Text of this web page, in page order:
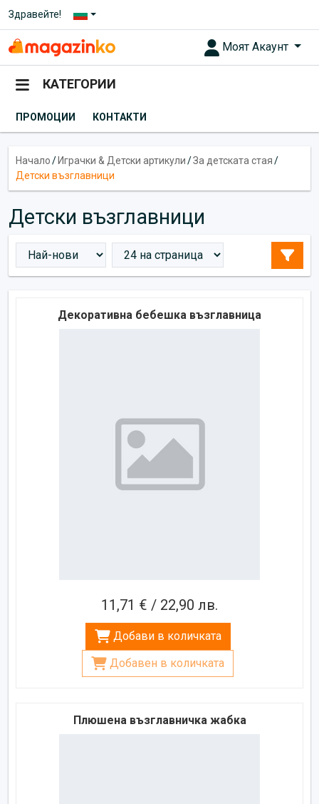
Здравейте!
Моят Акаунт
КАТЕГОРИИ
ПРОМОЦИИ КОНТАКТИ
Начало/ Играчки & Детски артикули/За детската стая/
Детски възглавници
Детски възглавници
Декоративна бебешка възглавница
11,71 € / 22,90 лв.
Добави в количката
Добавен в количката
Плюшена възглавничка жабка